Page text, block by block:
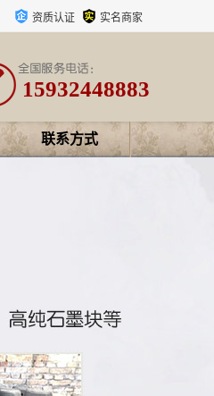
资质认证 实名商家
15932448883
联系方式